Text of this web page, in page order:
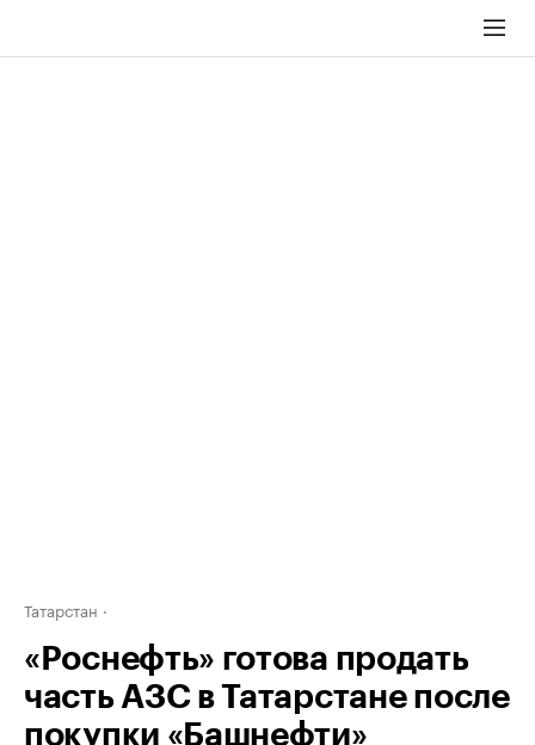
Татарстан
«Роснефть» готова продать
часть АЗС в Татарстане после
покупки «Башнефти»